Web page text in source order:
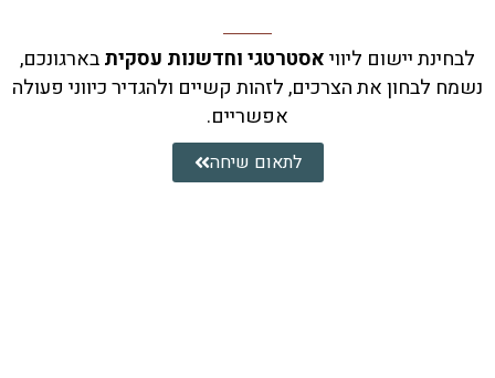
יישום ליווי אסטרטגי וחדשנות עסקיתבארגונכם,
לבחון את הצרכים, לזהות קשיים ולהגדיר כיווני פעולה
אפשריים.
לתאום שיחה